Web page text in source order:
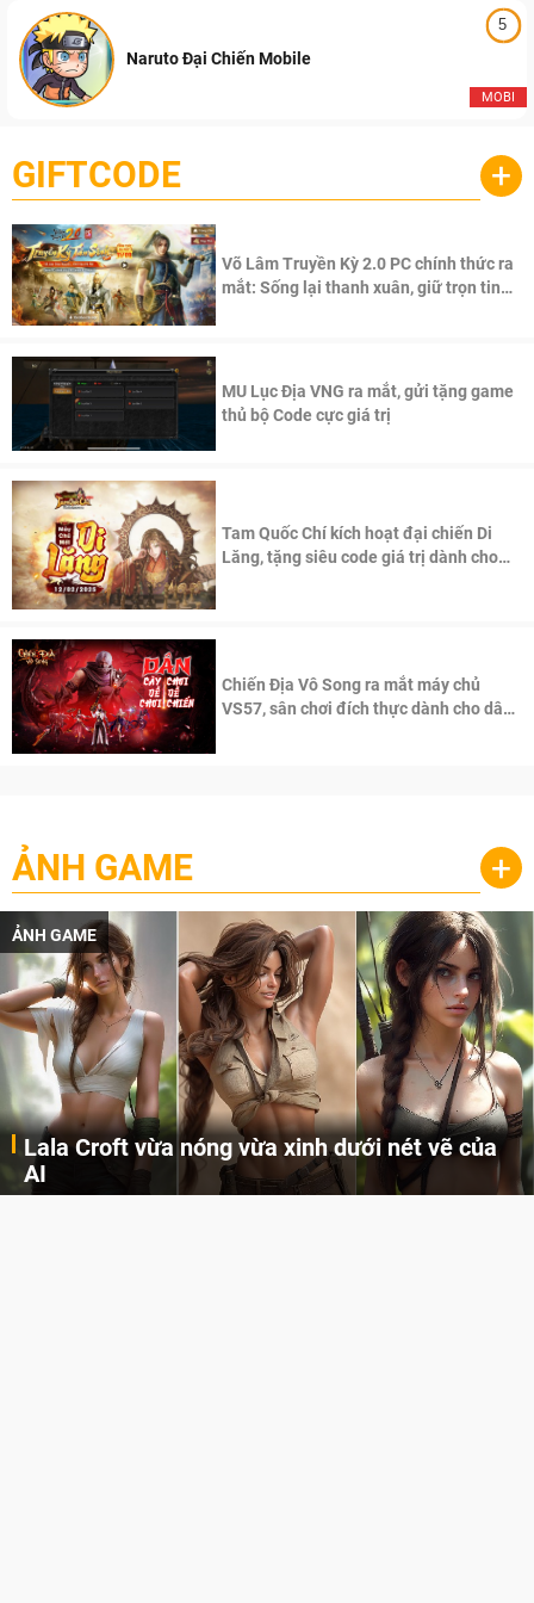
5
MOBI
Naruto Đại Chiến Mobile
GIFTCODE +
Võ Lâm Truyền Kỳ 2.0 PC chính thức ra
mắt: Sống lại thanh xuân, giữ trọn tinh
MU Lục Địa VNG ra mắt, gửi tặng game
thủ bộ Code cực giá trị
Tam Quốc Chí kích hoạt đại chiến Di
Lăng, tặng siêu code giá trị dành cho
Chiến Địa Vô Song ra mắt máy chủ
VS57, sân chơi đích thực dành cho dân
ẢNH GAME +
ẢNH GAME
Lala Croft vừa nóng vừa xinh dưới nét vẽ của
AI